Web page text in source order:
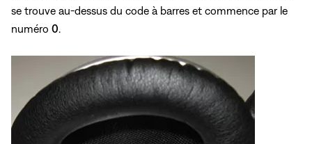
se trouve au-dessus du code à barres et commence par le
numéro 0.